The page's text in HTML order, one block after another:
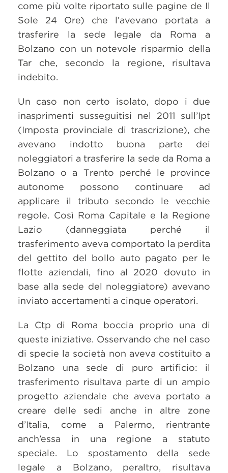
come più volte riportato sulle pagine de Il
Sole 24 Ore) che l’avevano portata a
trasferire la sede legale da Roma a
Bolzano con un notevole risparmio della
Tar che, secondo la regione, risultava
indebito.
Un caso non certo isolato, dopo i due
inasprimenti susseguitisi nel 2011 sull’Ipt
(Imposta provinciale di trascrizione), che
avevano indotto buona parte dei
noleggiatori a trasferire la sede da Roma a
Bolzano o a Trento perché le province
autonome possono continuare ad
applicare il tributo secondo le vecchie
regole. Così Roma Capitale e la Regione
Lazio (danneggiata perché il
trasferimento aveva comportato la perdita
del gettito del bollo auto pagato per le
flotte aziendali, fino al 2020 dovuto in
base alla sede del noleggiatore) avevano
inviato accertamenti a cinque operatori.
La Ctp di Roma boccia proprio una di
queste iniziative. Osservando che nel caso
di specie la società non aveva costituito a
Bolzano una sede di puro artificio: il
trasferimento risultava parte di un ampio
progetto aziendale che aveva portato a
creare delle sedi anche in altre zone
d’Italia, come a Palermo, rientrante
anch’essa in una regione a statuto
speciale. Lo spostamento della sede
legale a Bolzano, peraltro, risultava